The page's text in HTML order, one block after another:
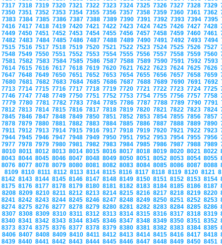
7317 7318 7319 7320 7321 7322 7323 7324 7325 7326 7327 7328 7329
7350 7351 7352 7353 7354 7355 7356 7357 7358 7359 7360 7361 7362
7383 7384 7385 7386 7387 7388 7389 7390 7391 7392 7393 7394 7395
7416 7417 7418 7419 7420 7421 7422 7423 7424 7425 7426 7427 7428
7449 7450 7451 7452 7453 7454 7455 7456 7457 7458 7459 7460 7461
7482 7483 7484 7485 7486 7487 7488 7489 7490 7491 7492 7493 7494
7515 7516 7517 7518 7519 7520 7521 7522 7523 7524 7525 7526 7527
7548 7549 7550 7551 7552 7553 7554 7555 7556 7557 7558 7559 7560
7581 7582 7583 7584 7585 7586 7587 7588 7589 7590 7591 7592 7593
7614 7615 7616 7617 7618 7619 7620 7621 7622 7623 7624 7625 7626
7647 7648 7649 7650 7651 7652 7653 7654 7655 7656 7657 7658 7659
7680 7681 7682 7683 7684 7685 7686 7687 7688 7689 7690 7691 7692
7713 7714 7715 7716 7717 7718 7719 7720 7721 7722 7723 7724 7725
7746 7747 7748 7749 7750 7751 7752 7753 7754 7755 7756 7757 7758
7779 7780 7781 7782 7783 7784 7785 7786 7787 7788 7789 7790 7791
7812 7813 7814 7815 7816 7817 7818 7819 7820 7821 7822 7823 7824
7845 7846 7847 7848 7849 7850 7851 7852 7853 7854 7855 7856 7857
7878 7879 7880 7881 7882 7883 7884 7885 7886 7887 7888 7889 7890
7911 7912 7913 7914 7915 7916 7917 7918 7919 7920 7921 7922 7923
7944 7945 7946 7947 7948 7949 7950 7951 7952 7953 7954 7955 7956
7977 7978 7979 7980 7981 7982 7983 7984 7985 7986 7987 7988 7989
8010 8011 8012 8013 8014 8015 8016 8017 8018 8019 8020 8021 8022
8043 8044 8045 8046 8047 8048 8049 8050 8051 8052 8053 8054 8055
8076 8077 8078 8079 8080 8081 8082 8083 8084 8085 8086 8087 8088
8109 8110 8111 8112 8113 8114 8115 8116 8117 8118 8119 8120 8121
8142 8143 8144 8145 8146 8147 8148 8149 8150 8151 8152 8153 8154
8175 8176 8177 8178 8179 8180 8181 8182 8183 8184 8185 8186 8187
8208 8209 8210 8211 8212 8213 8214 8215 8216 8217 8218 8219 8220
8241 8242 8243 8244 8245 8246 8247 8248 8249 8250 8251 8252 8253
8274 8275 8276 8277 8278 8279 8280 8281 8282 8283 8284 8285 8286
8307 8308 8309 8310 8311 8312 8313 8314 8315 8316 8317 8318 8319
8340 8341 8342 8343 8344 8345 8346 8347 8348 8349 8350 8351 8352
8373 8374 8375 8376 8377 8378 8379 8380 8381 8382 8383 8384 8385
8406 8407 8408 8409 8410 8411 8412 8413 8414 8415 8416 8417 8418
8439 8440 8441 8442 8443 8444 8445 8446 8447 8448 8449 8450 8451